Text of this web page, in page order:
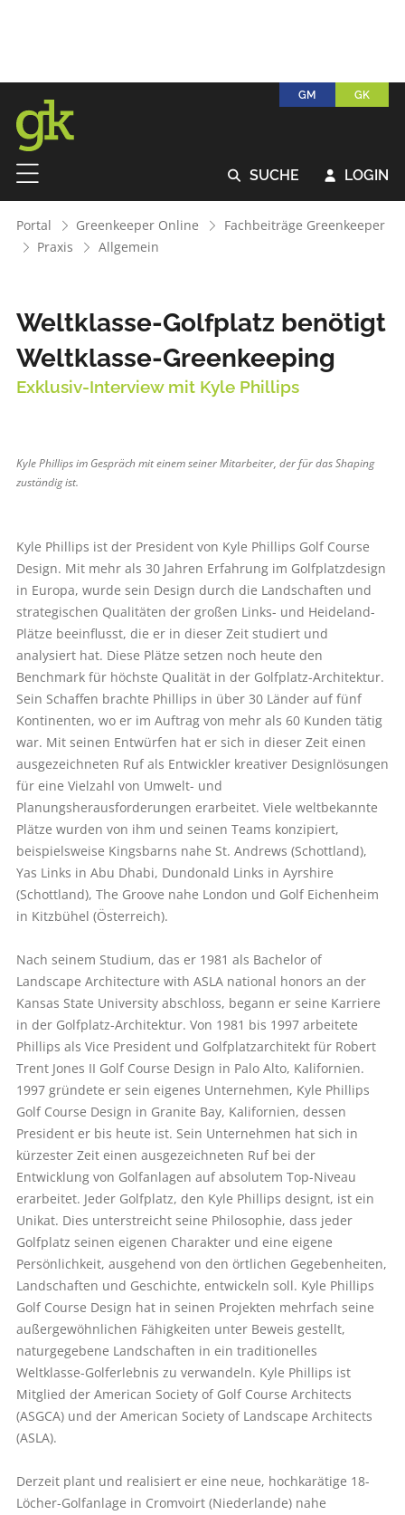
GM GK
 SUCHE  LOGIN
Portal Greenkeeper Online
Fachbeiträge Greenkeeper
Praxis
Allgemein
Weltklasse-Golfplatz benötigt
Weltklasse-Greenkeeping
Exklusiv-Interview mit Kyle Phillips
Kyle Phillips im Gespräch mit einem seiner Mitarbeiter, der für das Shaping
zuständig ist.
Kyle Phillips ist der President von Kyle Phillips Golf Course
Design. Mit mehr als 30 Jahren Erfahrung im Golfplatzdesign
in Europa, wurde sein Design durch die Landschaften und
strategischen Qualitäten der großen Links- und Heideland-
Plätze beeinflusst, die er in dieser Zeit studiert und
analysiert hat. Diese Plätze setzen noch heute den
Benchmark für höchste Qualität in der Golfplatz-Architektur.
Sein Schaffen brachte Phillips in über 30 Länder auf fünf
Kontinenten, wo er im Auftrag von mehr als 60 Kunden tätig
war. Mit seinen Entwürfen hat er sich in dieser Zeit einen
ausgezeichneten Ruf als Entwickler kreativer Designlösungen
für eine Vielzahl von Umwelt- und
Planungsherausforderungen erarbeitet. Viele weltbekannte
Plätze wurden von ihm und seinen Teams konzipiert,
beispielsweise Kingsbarns nahe St. Andrews (Schottland),
Yas Links in Abu Dhabi, Dundonald Links in Ayrshire
(Schottland), The Groove nahe London und Golf Eichenheim
in Kitzbühel (Österreich).
Nach seinem Studium, das er 1981 als Bachelor of
Landscape Architecture with ASLA national honors an der
Kansas State University abschloss, begann er seine Karriere
in der Golfplatz-Architektur. Von 1981 bis 1997 arbeitete
Phillips als Vice President und Golfplatzarchitekt für Robert
Trent Jones II Golf Course Design in Palo Alto, Kalifornien.
1997 gründete er sein eigenes Unternehmen, Kyle Phillips
Golf Course Design in Granite Bay, Kalifornien, dessen
President er bis heute ist. Sein Unternehmen hat sich in
kürzester Zeit einen ausgezeichneten Ruf bei der
Entwicklung von Golfanlagen auf absolutem Top-Niveau
erarbeitet. Jeder Golfplatz, den Kyle Phillips designt, ist ein
Unikat. Dies unterstreicht seine Philosophie, dass jeder
Golfplatz seinen eigenen Charakter und eine eigene
Persönlichkeit, ausgehend von den örtlichen Gegebenheiten,
Landschaften und Geschichte, entwickeln soll. Kyle Phillips
Golf Course Design hat in seinen Projekten mehrfach seine
außergewöhnlichen Fähigkeiten unter Beweis gestellt,
naturgegebene Landschaften in ein traditionelles
Weltklasse-Golferlebnis zu verwandeln. Kyle Phillips ist
Mitglied der American Society of Golf Course Architects
(ASGCA) und der American Society of Landscape Architects
(ASLA).
Derzeit plant und realisiert er eine neue, hochkarätige 18-
Löcher-Golfanlage in Cromvoirt (Niederlande) nahe